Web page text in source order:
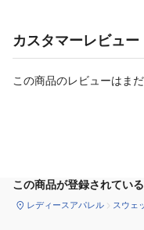
カスタマーレビュー
この商品のレビューはまだ
この商品が登録されてい
レディースアパレル スウェ